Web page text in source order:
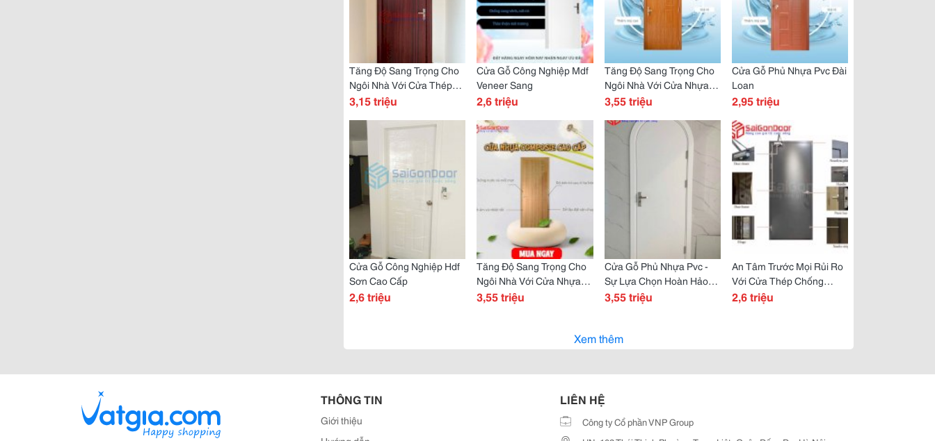
Tăng Độ Sang Trọng Cho
Ngôi Nhà Với Cửa Thép
Vân Gỗ
3,15 triệu
Cửa Gỗ Công Nghiệp Mdf
Veneer Sang
2,6 triệu
Tăng Độ Sang Trọng Cho
Ngôi Nhà Với Cửa Nhựa
Cao Cấp
3,55 triệu
Cửa Gỗ Phủ Nhựa Pvc Đài
Loan
2,95 triệu
Cửa Gỗ Công Nghiệp Hdf
Sơn Cao Cấp
2,6 triệu
Tăng Độ Sang Trọng Cho
Ngôi Nhà Với Cửa Nhựa
Composite
3,55 triệu
Cửa Gỗ Phủ Nhựa Pvc -
Sự Lựa Chọn Hoàn Hảo
Cho Ngôi Nhà Hiện Đại
3,55 triệu
An Tâm Trước Mọi Rủi Ro
Với Cửa Thép Chống
Cháy Đạt Chuẩn Kiểm
2,6 triệu
Xem thêm
THÔNG TIN
Giới thiệu
LIÊN HỆ
Công ty Cổ phần VNP Group